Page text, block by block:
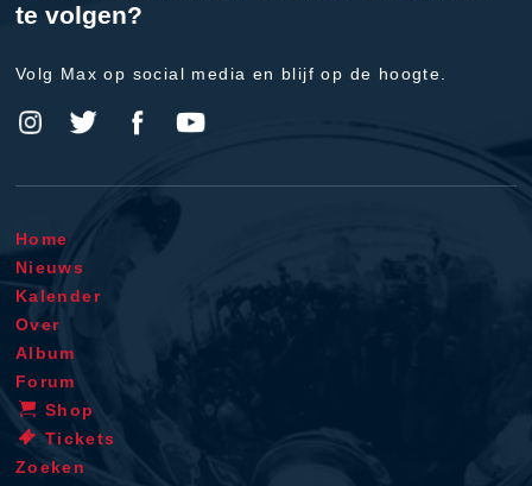
te volgen?
Volg Max op social media en blijf op de hoogte.
Home
Nieuws
Kalender
Over
Album
Forum
Shop
Tickets
Zoeken